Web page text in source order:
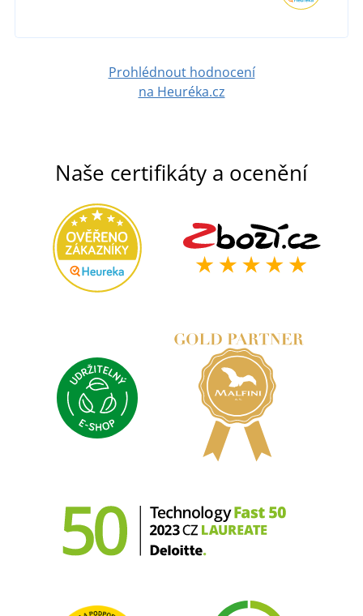
Prohlédnout hodnocení
na Heuréka.cz
Naše certifikáty a ocenění